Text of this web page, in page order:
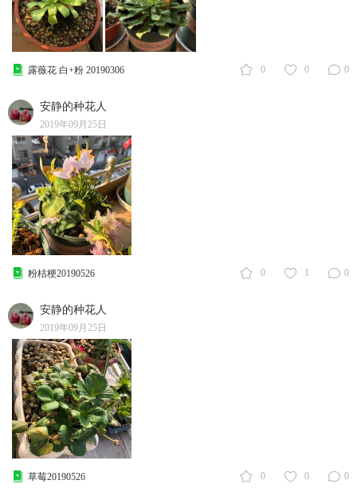
0 0 0
露薇花 白+粉 20190306
安静的种花人
2019年09月25日
0 1 0
粉桔梗20190526
安静的种花人
2019年09月25日
0 0 0
草莓20190526